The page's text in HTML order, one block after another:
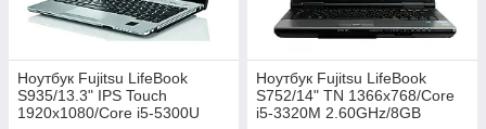
Ноутбук Fujitsu LifeBook
S935/13.3" IPS Touch
1920x1080/Core i5-5300U
Ноутбук Fujitsu LifeBook
S752/14" TN 1366x768/Core
i5-3320M 2.60GHz/8GB